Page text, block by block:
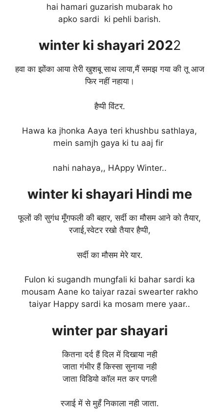
hai hamari guzarish mubarak ho
apko sardi ki pehli barish.
winterki shayari 2022
हवा का झोंका आया तेरी खुशबू साथ लाया,मैं समझ गया की तू आज
फिर नहीं नहाया।
हैप्पी विंटर.
Hawa ka jhonka Aaya teri khushbu sathlaya,
mein samjh gaya ki tu aaj fir
nahi nahaya,, HAppy Winter..
winterki shayari Hindi me
फूलों की सुगंध मूँगफली की बहार, सर्दी का मौसम आने को तैयार,
रजाई,स्वेटर रखो तैयार हैप्पी,
सर्दी का मौसम मेरे यार.
Fulon ki sugandh mungfali ki bahar sardi ka
mousam Aane ko taiyar razai swearter rakho
taiyar Happy sardi ka mosam mere yaar..
winterpar shayari
कितना दर्द हैं दिल में दिखाया नही
जाता गंभीर हैं किस्सा सुनाया नही
जाता विडियो कॉल मत कर पगली
रजाई में से मुहँ निकाला नही जाता.